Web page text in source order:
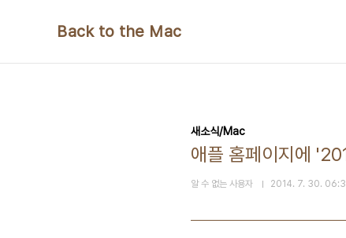
Back to the Mac
새소식/Mac
애플 홈페이지에
알 수 없는 사용자 2014. 7. 30.